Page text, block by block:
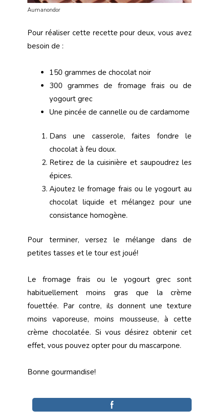
Aumanondor
Pour réaliser cette recette pour deux, vous avez
besoin de :
150 grammes de chocolat noir
300 grammes de fromage frais ou de
yogourt grec
Une pincée de cannelle ou de cardamome
Dans une casserole, faites fondre le
chocolat à feu doux.
Retirez de la cuisinière et saupoudrez les
épices.
Ajoutez le fromage frais ou le yogourt au
chocolat liquide et mélangez pour une
consistance homogène.
Pour terminer, versez le mélange dans de
petites tasses et le tour est joué!
Le fromage frais ou le yogourt grec sont
habituellement moins gras que la crème
fouettée. Par contre, ils donnent une texture
moins vaporeuse, moins mousseuse, à cette
crème chocolatée. Si vous désirez obtenir cet
effet, vous pouvez opter pour du mascarpone.
Bonne gourmandise!